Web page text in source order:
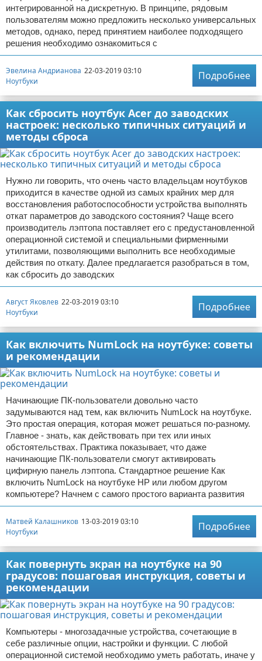
интегрированной на дискретную. В принципе, рядовым
пользователям можно предложить несколько универсальных
методов, однако, перед принятием наиболее подходящего
решения необходимо ознакомиться с
Эвелина Андрианова 22-03-2019 03:10
Ноутбуки
Подробнее
Как сбросить ноутбук Acer до заводских
настроек: несколько типичных ситуаций и
методы сброса
Нужно ли говорить, что очень часто владельцам ноутбуков
приходится в качестве одной из самых крайних мер для
восстановления работоспособности устройства выполнять
откат параметров до заводского состояния? Чаще всего
производитель лэптопа поставляет его с предустановленной
операционной системой и специальными фирменными
утилитами, позволяющими выполнить все необходимые
действия по откату. Далее предлагается разобраться в том,
как сбросить до заводских
Август Яковлев 22-03-2019 03:10
Ноутбуки
Подробнее
Как включить NumLock на ноутбуке: советы
и рекомендации
Начинающие ПК-пользователи довольно часто
задумываются над тем, как включить NumLock на ноутбуке.
Это простая операция, которая может решаться по-разному.
Главное - знать, как действовать при тех или иных
обстоятельствах. Практика показывает, что даже
начинающие ПК-пользователи смогут активировать
цифирную панель лэптопа. Стандартное решение Как
включить NumLock на ноутбуке HP или любом другом
компьютере? Начнем с самого простого варианта развития
Матвей Калашников 13-03-2019 03:10
Ноутбуки
Подробнее
Как повернуть экран на ноутбуке на 90
градусов: пошаговая инструкция, советы и
рекомендации
Компьютеры - многозадачные устройства, сочетающие в
себе различные опции, настройки и функции. С любой
операционной системой необходимо уметь работать, иначе у